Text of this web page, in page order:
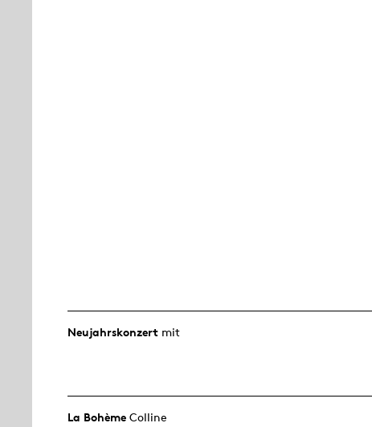
Neujahrs­konzert mit
La Bohème Colline